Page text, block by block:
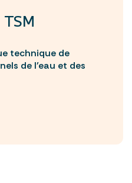
TSM
technique de
de l’eau et des